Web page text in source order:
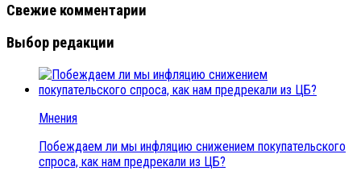
Свежие комментарии
Выбор редакции
Мнения
Побеждаем ли мы инфляцию снижением покупательского
спроса, как нам предрекали из ЦБ?